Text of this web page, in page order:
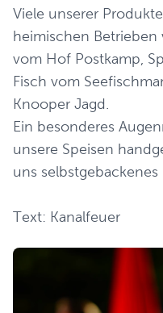
Viele unserer
heimischen Betrieben
vom Hof Postkamp,
Fisch vom
Knooper Jagd.
Ein besonderes
unsere Speisen
uns selbstgebackenes
Text: Kanalfeuer